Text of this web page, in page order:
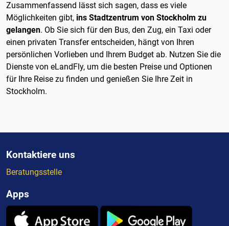
Zusammenfassend lässt sich sagen, dass es viele
Möglichkeiten gibt, ins Stadtzentrum von Stockholm zu
gelangen. Ob Sie sich für den Bus, den Zug, ein Taxi oder
einen privaten Transfer entscheiden, hängt von Ihren
persönlichen Vorlieben und Ihrem Budget ab. Nutzen Sie die
Dienste von eLandFly, um die besten Preise und Optionen
für Ihre Reise zu finden und genießen Sie Ihre Zeit in
Stockholm.
Kontaktiere uns
Beratungsstelle
Apps